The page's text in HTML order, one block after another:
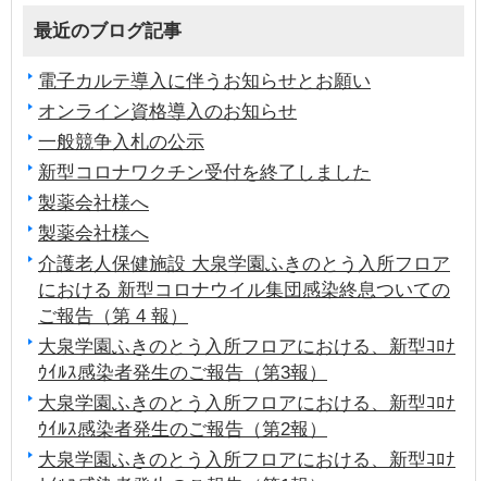
最近のブログ記事
電子カルテ導入に伴うお知らせとお願い
オンライン資格導入のお知らせ
一般競争入札の公示
新型コロナワクチン受付を終了しました
製薬会社様へ
製薬会社様へ
介護老人保健施設 大泉学園ふきのとう入所フロア
における 新型コロナウイル集団感染終息ついての
ご報告（第 4 報）
大泉学園ふきのとう入所フロアにおける、新型ｺﾛﾅ
ｳｲﾙｽ感染者発生のご報告（第3報）
大泉学園ふきのとう入所フロアにおける、新型ｺﾛﾅ
ｳｲﾙｽ感染者発生のご報告（第2報）
大泉学園ふきのとう入所フロアにおける、新型ｺﾛﾅ